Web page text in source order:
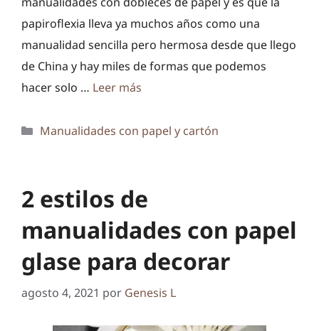
papiroflexia lleva ya muchos años como una
manualidad sencilla pero hermosa desde que llego
de China y hay miles de formas que podemos
hacer solo … Leer más
Categorías
Manualidades con papel y cartón
2 estilos de
manualidades con papel
glase para decorar
agosto 4, 2021 por Genesis L